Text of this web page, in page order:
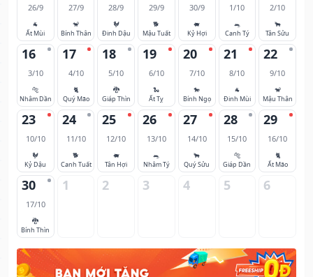
26/9
🐐
Ất Mùi
27/9
🐒
Bính Thân
28/9
🐓
Đinh Dậu
29/9
🐕
Mậu Tuất
30/9
🐖
Kỷ Hợi
1/10
🐀
Canh Tý
2/10
🐂
Tân Sửu
16
3/10
🐅
Nhâm Dần
17
4/10
🐈
Quý Mão
18
5/10
🐉
Giáp Thìn
19
6/10
🐍
Ất Tỵ
20
7/10
🐎
Bính Ngọ
21
8/10
🐐
Đinh Mùi
22
9/10
🐒
Mậu Thân
23
10/10
🐓
Kỷ Dậu
24
11/10
🐕
Canh Tuất
25
12/10
🐖
Tân Hợi
26
13/10
🐀
Nhâm Tý
27
14/10
🐂
Quý Sửu
28
15/10
🐅
Giáp Dần
29
16/10
🐈
Ất Mão
30
17/10
🐉
Bính Thìn
1 2 3 4 5 6